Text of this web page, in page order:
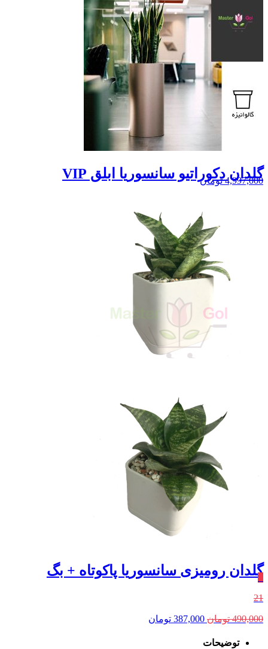
گلدان دکوراتیو سانسوریا ابلق VIP
4,997,000 تومان
گلدان رومیزی سانسوریا پاکوتاه + بگ
21
490,000 تومان قیمت
387,000 تومان
توضیحات